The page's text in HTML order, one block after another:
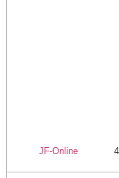
JF-Online